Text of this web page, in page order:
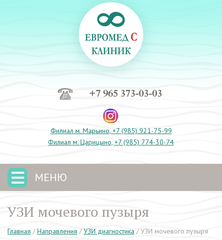
+7 965 373-03-03
Филиал м. Марьино, +7 (985) 921-75-99
Филиал м. Царицыно, +7 (985) 774-30-74
МЕНЮ
УЗИ мочевого пузыря
Главная / Направления /УЗИ диагностика / УЗИ мочевого пузыря